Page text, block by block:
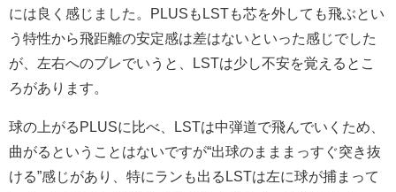
には良く感じました。PLUSもLSTも芯を外しても飛ぶとい
う特性から飛距離の安定感は差はないといった感じでした
が、左右へのブレでいうと、LSTは少し不安を覚えるとこ
ろがあります。
球の上がるPLUSに比べ、LSTは中弾道で飛んでいくため、
曲がるということはないですが“出球のまままっすぐ突き抜
ける”感じがあり、特にランも出るLSTは左に球が捕まって